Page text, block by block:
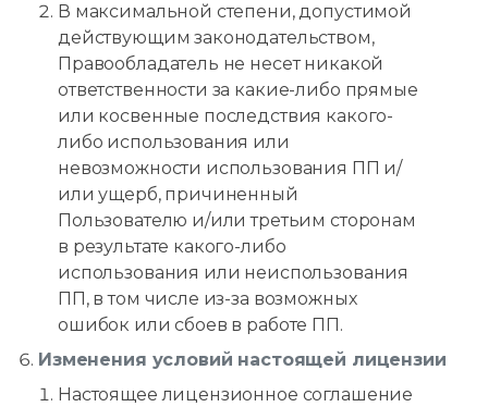
В максимальной степени, допустимой
действующим законодательством,
Правообладатель не несет никакой
ответственности за какие-либо прямые
или косвенные последствия какого-
либо использования или
невозможности использования ПП и/
или ущерб, причиненный
Пользователю и/или третьим сторонам
в результате какого-либо
использования или неиспользования
ПП, в том числе из-за возможных
ошибок или сбоев в работе ПП.
Изменения условий настоящей лицензии
Настоящее лицензионное соглашение